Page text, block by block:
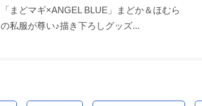
「まどマギ×ANGEL BLUE」まどか＆ほむら
の私服が尊い♪描き下ろしグッズ...